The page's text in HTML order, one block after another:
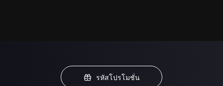
รหัสโปรโมชั่น